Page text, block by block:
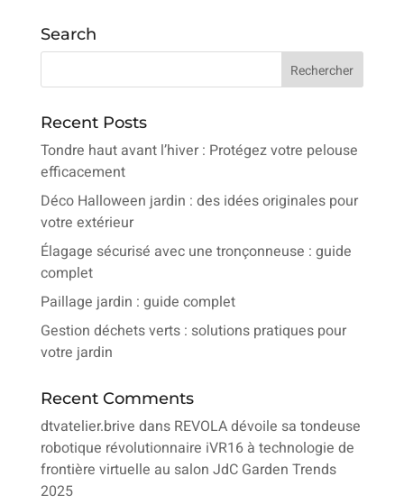
Search
Recent Posts
Tondre haut avant l’hiver : Protégez votre pelouse
efficacement
Déco Halloween jardin : des idées originales pour
votre extérieur
Élagage sécurisé avec une tronçonneuse : guide
complet
Paillage jardin : guide complet
Gestion déchets verts : solutions pratiques pour
votre jardin
Recent Comments
dtvatelier.brive dans REVOLA dévoile sa tondeuse
robotique révolutionnaire iVR16 à technologie de
frontière virtuelle au salon JdC Garden Trends
2025